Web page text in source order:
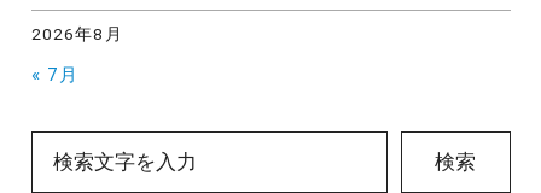
2026年8月
« 7月
検索